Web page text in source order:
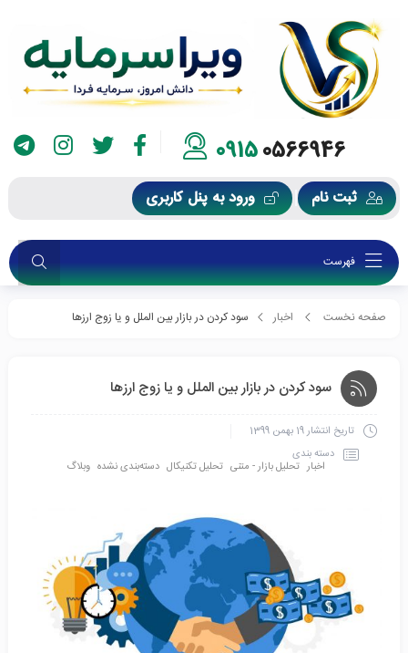
09150566946
ثبت نام ورود به پنل کاربری
فهرست
صفحه نخست اخبار سود کردن در بازار بین الملل و یا زوج ارزها
سود کردن در بازار بین الملل و یا زوج ارزها
تاریخ انتشار19 بهمن 1399
دسته بندی
اخبار تحلیل بازار - متنی تحلیل تکنیکال دسته‌بندی نشده وبلاگ